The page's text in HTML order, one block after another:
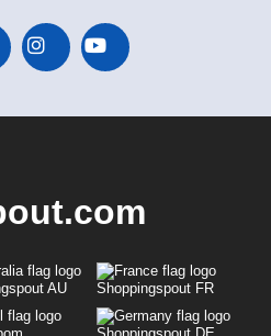
AU Shoppingspout FR